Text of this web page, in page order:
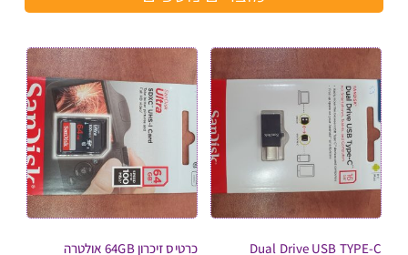
Dual Drive USB TYPE-C כרטיס זיכרון 64GB אולטרה